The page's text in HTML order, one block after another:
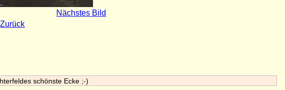
Nächstes Bild
Zurück
schönste Ecke ;-)